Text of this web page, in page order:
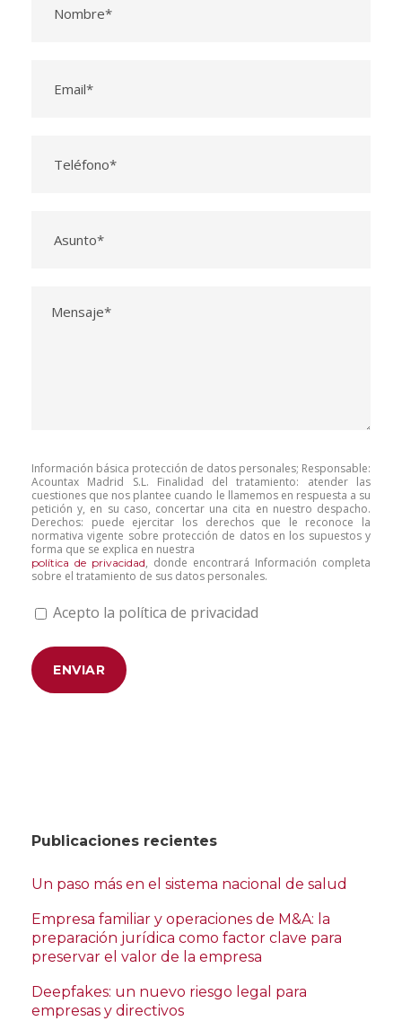
Información básica protección de datos personales; Responsable:
Acountax Madrid S.L. Finalidad del tratamiento: atender las
cuestiones que nos plantee cuando le llamemos en respuesta a su
petición y, en su caso, concertar una cita en nuestro despacho.
Derechos: puede ejercitar los derechos que le reconoce la
normativa vigente sobre protección de datos en los supuestos y
forma que se explica en nuestra
política de privacidad, donde encontrará Información completa
sobre el tratamiento de sus datos personales.
Acepto la política de privacidad
Publicaciones recientes
Un paso más en el sistema nacional de salud
Empresa familiar y operaciones de M&A: la
preparación jurídica como factor clave para
preservar el valor de la empresa
Deepfakes: un nuevo riesgo legal para
empresas y directivos